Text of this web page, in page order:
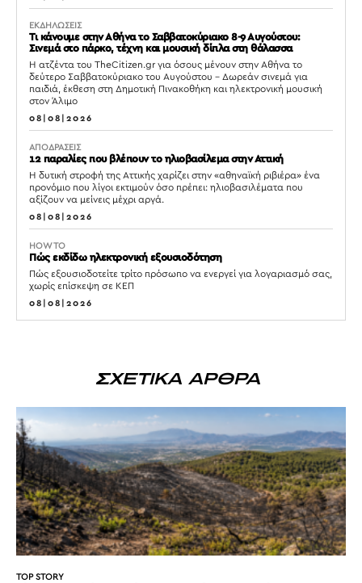
ΕΚΔΗΛΩΣΕΙΣ
Τι κάνουμε στην Αθήνα το Σαββατοκύριακο 8-9 Αυγούστου:
Σινεμά στο πάρκο, τέχνη και μουσική δίπλα στη θάλασσα
Η ατζέντα του TheCitizen.gr για όσους μένουν στην Αθήνα το
δεύτερο Σαββατοκύριακο του Αυγούστου – Δωρεάν σινεμά για
παιδιά, έκθεση στη Δημοτική Πινακοθήκη και ηλεκτρονική μουσική
στον Άλιμο
08|08|2026
ΑΠΟΔΡΑΣΕΙΣ
12 παραλίες που βλέπουν το ηλιοβασίλεμα στην Αττική
Η δυτική στροφή της Αττικής χαρίζει στην «αθηναϊκή ριβιέρα» ένα
προνόμιο που λίγοι εκτιμούν όσο πρέπει: ηλιοβασιλέματα που
αξίζουν να μείνεις μέχρι αργά.
08|08|2026
HOW TO
Πώς εκδίδω ηλεκτρονική εξουσιοδότηση
Πώς εξουσιοδοτείτε τρίτο πρόσωπο να ενεργεί για λογαριασμό σας,
χωρίς επίσκεψη σε ΚΕΠ
08|08|2026
ΣΧΕΤΙΚΑ ΑΡΘΡΑ
TOP STORY